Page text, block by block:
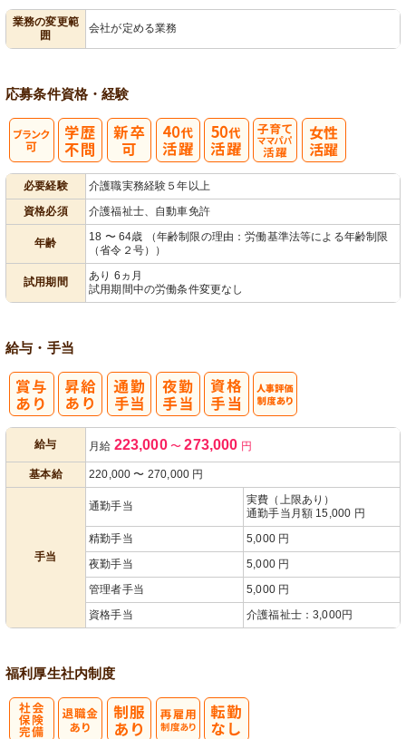
業務の変更範
囲
会社が定める業務
応募条件資格・経験
必要経験
介護職実務経験５年以上
資格必須
介護福祉士、自動車免許
年齢
18 〜 64歳 （年齢制限の理由：労働基準法等による年齢制限
（省令２号））
試用期間
あり 6ヵ月
試用期間中の労働条件変更なし
給与・手当
給与 月給 223,000 〜 273,000 円
基本給 220,000 〜 270,000 円
手当
通勤手当
実費（上限あり）
通勤手当月額 15,000 円
精勤手当
5,000 円
夜勤手当
5,000 円
管理者手当
5,000 円
資格手当
介護福祉士：3,000円
福利厚生社内制度